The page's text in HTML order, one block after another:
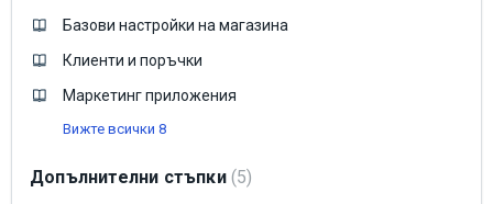
Базови настройки на магазина
Клиенти и поръчки
Маркетинг приложения
Вижте всички 8
Допълнителни стъпки 5